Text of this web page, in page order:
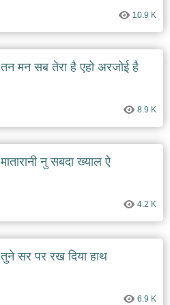
10.9 K
तन मन सब तेरा है एहो अरजोई है
8.9 K
मातारानी नु सबदा ख्याल ऐ
4.2 K
तुने सर पर रख दिया हाथ
6.9 K